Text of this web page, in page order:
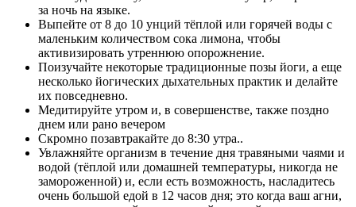
за ночь на языке.
Выпейте от 8 до 10 унций тёплой или горячей воды с
маленьким количеством сока лимона, чтобы
активизировать утреннюю опорожнение.
Поизучайте некоторые традиционные позы йоги, а еще
несколько йогических дыхательных практик и делайте
их повседневно.
Медитируйте утром и, в совершенстве, также поздно
днем или рано вечером
Скромно позавтракайте до 8:30 утра..
Увлажняйте организм в течение дня травяными чаями и
водой (тёплой или домашней температуры, никогда не
замороженной) и, если есть возможность, насладитесь
очень большой едой в 12 часов дня; это когда ваш агни,